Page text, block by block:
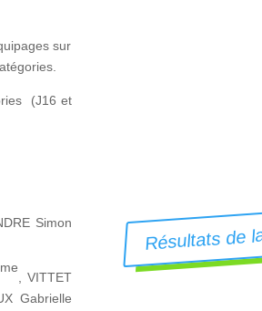
sur
(J16 et
Simon
, VITTET
Gabrielle
Résultats de